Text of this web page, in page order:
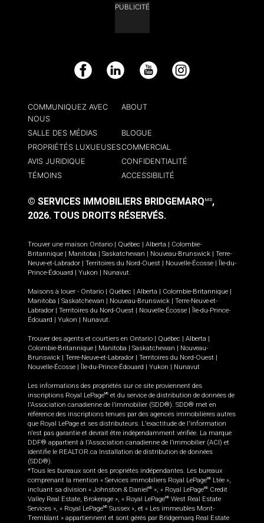
PUBLICITÉ
Facebook LinkedIn YouTube Instagram
COMMUNIQUEZ AVEC
NOUS
ABOUT
SALLE DES MÉDIAS
BLOGUE
PROPRIÉTÉS LUXUEUSESCOMMERCIAL
AVIS JURIDIQUE
CONFIDENTIALITÉ
TÉMOINS
ACCESSIBILITÉ
© SERVICES IMMOBILIERS BRIDGEMARQ MD,
2026. TOUS DROITS RÉSERVÉS.
Trouver une maison Ontario Québec Alberta
Colombie-
Britannique
Manitoba Saskatchewan Nouveau-Brunswick
Terre-
Neuve-et-Labrador
Territoires du Nord-Ouest Nouvelle-Écosse
Île-du-
Prince-Édouard
Yukon Nunavut.
Maisons à louer - Ontario Québec Alberta Colombie-Britannique
Manitoba
Saskatchewan Nouveau-Brunswick
Terre-Neuve-et-
Labrador
Territoires du Nord-Ouest Nouvelle-Écosse
Île-du-Prince-
Édouard
Yukon Nunavut.
Trouver des agents et courtiers en Ontario Québec Alberta
Colombie-Britannique
Manitoba Saskatchewan
Nouveau-
Brunswick
Terre-Neuve-et-Labrador Territoires du Nord-Ouest
Nouvelle-Écosse
Île-du-Prince-Édouard Yukon Nunavut
Les informations des propriétés sur ce site proviennent des
inscriptions Royal LePageMD et du service de distribution de données de
l'Association canadienne de l’immobilier (SDD®). SDD® met en
référence des inscriptions tenues par des agences immobilières autres
que Royal LePage et ses distributeurs. L'exactitude de l'information
n'est pas garantie et devrait être indépendamment vérifiée. La marque
DDF® appartient à l'Association canadienne de l’immobilier (ACI) et
identifie le REALTOR.ca Installation de distribution de données
(SDD®).
*Tous les bureaux sont des propriétés indépendantes. Les bureaux
comprenant la mention « Services immobiliers Royal LePageMD
Ltée »,
incluant sa division « Johnston & Daniel MD », « Royal LePageMD
Credit
Valley Real Estate, Brokerage », « Royal LePageMD West Real Estate
Services », « Royal LePageMD Sussex », et « Les immeubles Mont-
Tremblant » appartiennent et sont gérés par Bridgemarq Real Estate